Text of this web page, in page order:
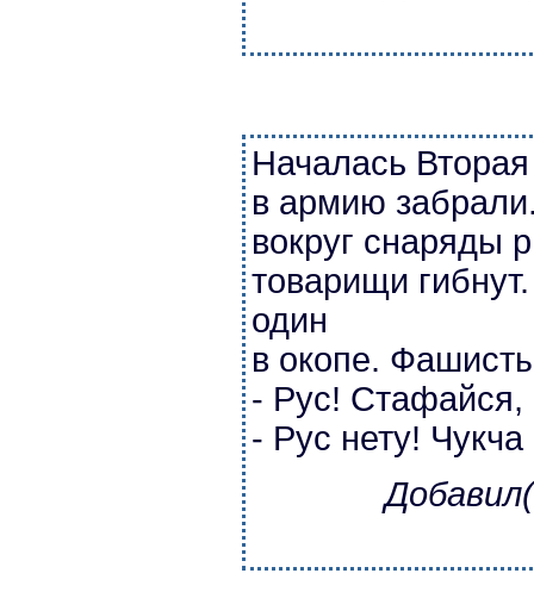
Началась
в армию
вокруг снаряды
товарищи
один
в окопе.
- Рус! Стафайся,
- Рус нету!